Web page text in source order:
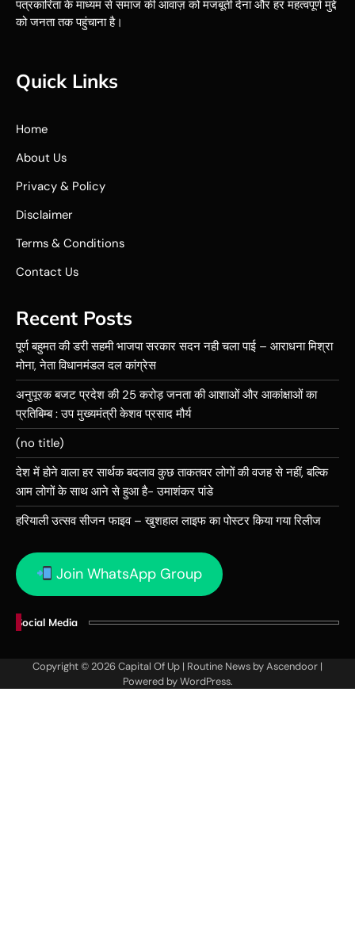
पत्रकारिता के माध्यम से समाज की आवाज़ को मजबूती देना और हर महत्वपूर्ण मुद्दे
को जनता तक पहुंचाना है।
Quick Links
Home
About Us
Privacy & Policy
Disclaimer
Terms & Conditions
Contact Us
Recent Posts
पूर्ण बहुमत की डरी सहमी भाजपा सरकार सदन नही चला पाई – आराधना मिश्रा
मोना, नेता विधानमंडल दल कांग्रेस
अनुपूरक बजट प्रदेश की 25 करोड़ जनता की आशाओं और आकांक्षाओं का
प्रतिबिम्ब : उप मुख्यमंत्री केशव प्रसाद मौर्य
(no title)
देश में होने वाला हर सार्थक बदलाव कुछ ताकतवर लोगों की वजह से नहीं, बल्कि
आम लोगों के साथ आने से हुआ है- उमाशंकर पांडे
हरियाली उत्सव सीजन फाइव – खुशहाल लाइफ का पोस्टर किया गया रिलीज
Join WhatsApp Group
Social Media
Copyright © 2026Capital Of Up | Routine News byAscendoor |
Powered byWordPress.